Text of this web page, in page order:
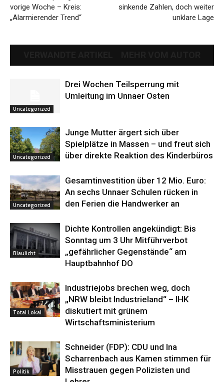
vorige Woche – Kreis:
„Alarmierender Trend“
sinkende Zahlen, doch weiter
unklare Lage
Uncategorized
Drei Wochen Teilsperrung mit
Umleitung im Unnaer Osten
Uncategorized
Junge Mutter ärgert sich über
Spielplätze in Massen – und freut sich
über direkte Reaktion des Kinderbüros
Uncategorized
Gesamtinvestition über 12 Mio. Euro:
An sechs Unnaer Schulen rücken in
den Ferien die Handwerker an
Blaulicht
Dichte Kontrollen angekündigt: Bis
Sonntag um 3 Uhr Mitführverbot
„gefährlicher Gegenstände“ am
Hauptbahnhof DO
Total Lokal
Industriejobs brechen weg, doch
„NRW bleibt Industrieland“ – IHK
diskutiert mit grünem
Wirtschaftsministerium
Politik
Schneider (FDP): CDU und Ina
Scharrenbach aus Kamen stimmen für
Misstrauen gegen Polizisten und